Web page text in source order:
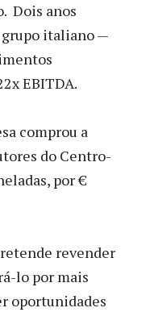
Dois anos
grupo italiano —
EBITDA.
comprou a
do Centro-
por €
revender
lo por mais
oportunidades